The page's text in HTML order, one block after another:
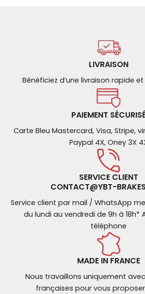
LIVRAISON
Bénéficiez d’une livraison rapide
PAIEMENT
Carte Bleu Mastercard, Visa, Stripe,
Paypal 4X, Oney 3X
SERVICE CLIENT
CONTACT@YBT-
Service client par mail / WhatsApp
du lundi au vendredi de 9h à 18h*
téléphone
MADE IN FRANCE
Nous travaillons uniquement
françaises pour vous